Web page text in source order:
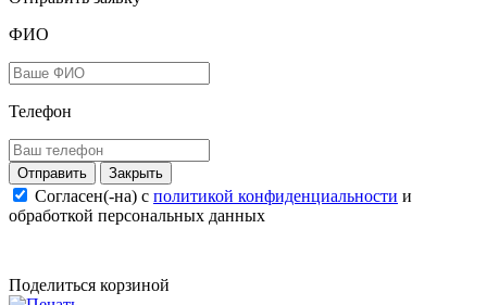
ФИО
Телефон
Закрыть
Согласен(-на) c политикой конфиденциальности и
обработкой персональных данных
Поделиться корзиной